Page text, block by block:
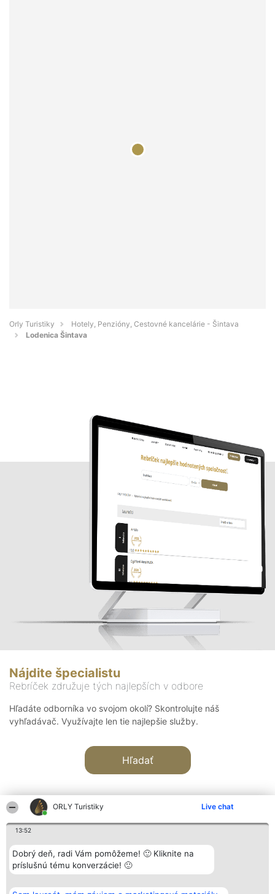
ORLY Turistiky Live chat
13:52
Dobrý deň, radi Vám pomôžeme! 🙂 Kliknite na
príslušnú tému konverzácie! 🙂
Orly Turistiky
Hotely, Penzióny, Cestovné kancelárie - Šintava
Lodenica Šintava
Nájdite špecialistu
Rebríček združuje tých najlepších v odbore
Hľadáte odborníka vo svojom okolí? Skontrolujte náš
vyhľadávač. Využívajte len tie najlepšie služby.
Hľadať
Organizátor hodnotenia
Bright Side Solutions sp. z o.
o. sp. k.
Wrocław 50-079
Hodnotenie
Laureáti
Lista
Laureatów
Kontakt
Kontakt